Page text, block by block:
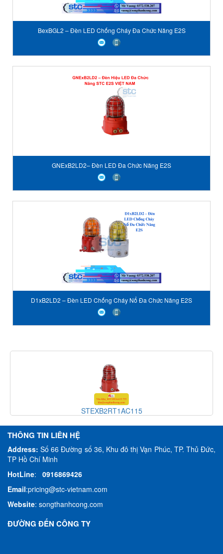
BexBGL2 – Đèn LED Chống Cháy Đa Chức Năng E2S
GNExB2LD2– Đèn LED Đa Chức Năng E2S
D1xB2LD2 – Đèn LED Chống Cháy Nổ Đa Chức Năng E2S
STEXB2RT1AC115
THÔNG TIN LIÊN HỆ
Address:Số 66 Đường số 36, Khu đô thị Vạn Phúc, TP. Thủ Đức,
TP Hồ Chí Minh
HotLine: 0916869426
Email:pricing@stc-vietnam.com
Website: songthanhcong.com
ĐƯỜNG ĐẾN CÔNG TY